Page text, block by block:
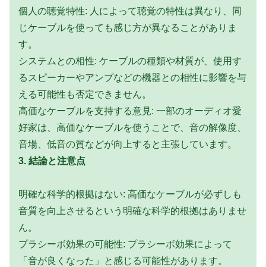
個人の聴覚特性: 人によって聴覚の特性は異なり、同
じケーブルを使っても感じ方が異なることがありま
す。
システムとの相性: ケーブルの種類や材質が、使用す
るスピーカーやアンプなどの機器との相性に影響を与
える可能性も否定できません。
高価なケーブルを支持する意見: 一部のオーディオ愛
好家は、高価なケーブルを使うことで、音の解像度、
音場、低音の質などが向上すると主張しています。
3. 結論と注意点
明確な科学的根拠はない: 高価なケーブルが必ずしも
音質を向上させるという明確な科学的根拠はありませ
ん。
プラシーボ効果の可能性: プラシーボ効果によって
「音が良くなった」と感じる可能性があります。